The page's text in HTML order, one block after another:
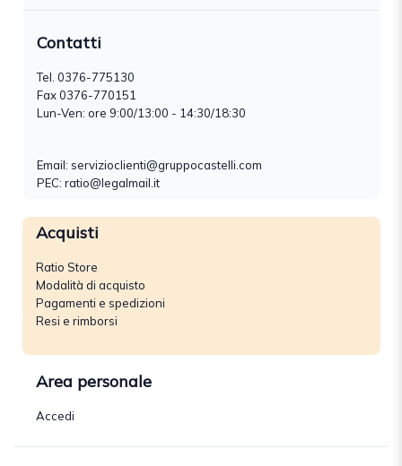
Contatti
Tel. 0376-775130
Fax 0376-770151
Lun-Ven: ore 9:00/13:00 - 14:30/18:30
Email: servizioclienti@gruppocastelli.com
PEC: ratio@legalmail.it
Acquisti
Ratio Store
Modalità di acquisto
Pagamenti e spedizioni
Resi e rimborsi
Area personale
Accedi